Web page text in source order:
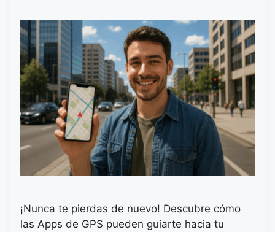
¡Nunca te pierdas de nuevo! Descubre cómo
las Apps de GPS pueden guiarte hacia tu